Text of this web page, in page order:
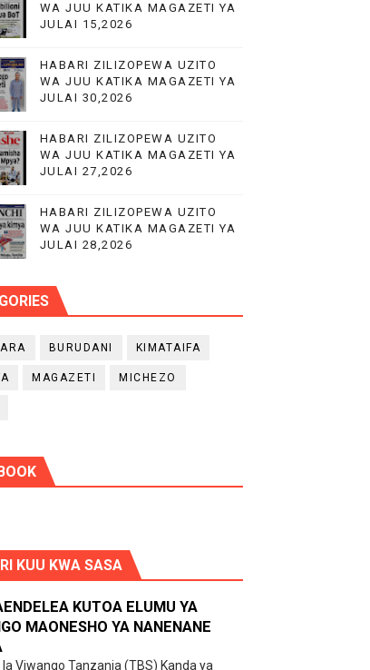
UWEKEZAJI.
WA HUDUMA NANENANE
WA JUU KATIKA MAGAZETI YA
JULAI 15,2026
HABARI ZILIZOPEWA UZITO
WA JUU KATIKA MAGAZETI YA
JULAI 30,2026
HABARI ZILIZOPEWA UZITO
WA JUU KATIKA MAGAZETI YA
JULAI 27,2026
HABARI ZILIZOPEWA UZITO
WA JUU KATIKA MAGAZETI YA
JULAI 28,2026
BURUDANI KIMATAIFA
MAGAZETI MICHEZO
KUU KWA SASA
KUTOA ELUMU YA
MAONESHO YA NANENANE
la Viwango Tanzania (TBS) Kanda ya